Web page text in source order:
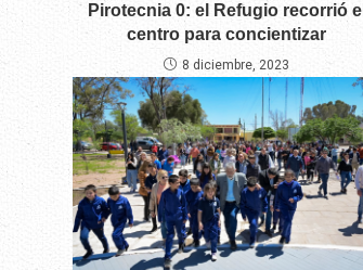
Pirotecnia 0: el Refugio recorrió el
centro para concientizar
8 diciembre, 2023